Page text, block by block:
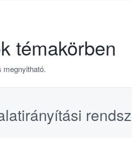
témakörben
megnyitható.